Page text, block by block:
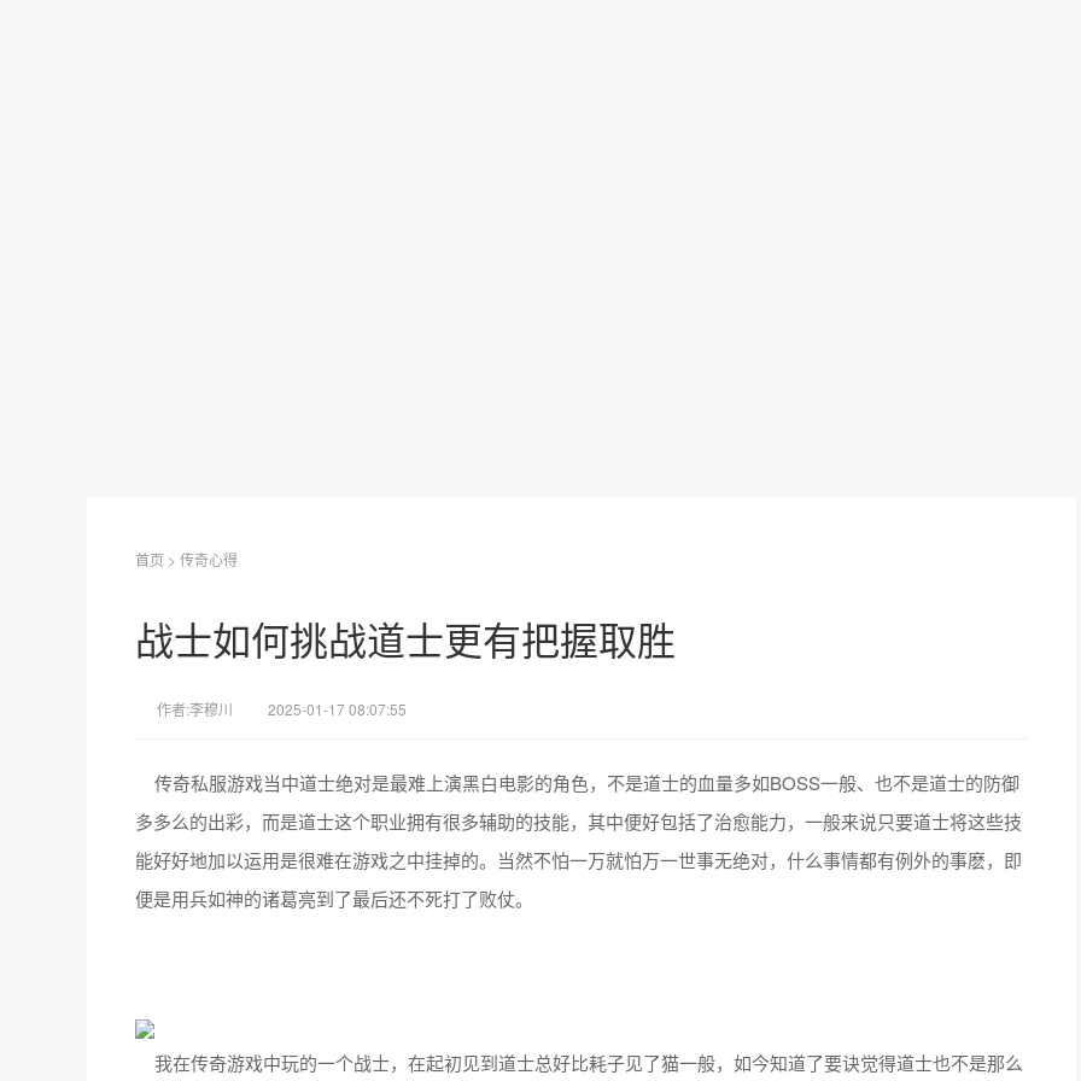
首页 > 传奇心得
战士如何挑战道士更有把握取胜
作者:李穆川 2025-01-17 08:07:55
传奇私服游戏当中道士绝对是最难上演黑白电影的角色，不是道士的血量多如BOSS一般、也不是道士的防御
多多么的出彩，而是道士这个职业拥有很多辅助的技能，其中便好包括了治愈能力，一般来说只要道士将这些技
能好好地加以运用是很难在游戏之中挂掉的。当然不怕一万就怕万一世事无绝对，什么事情都有例外的事麽，即
便是用兵如神的诸葛亮到了最后还不死打了败仗。
我在传奇游戏中玩的一个战士，在起初见到道士总好比耗子见了猫一般，如今知道了要诀觉得道士也不是那么